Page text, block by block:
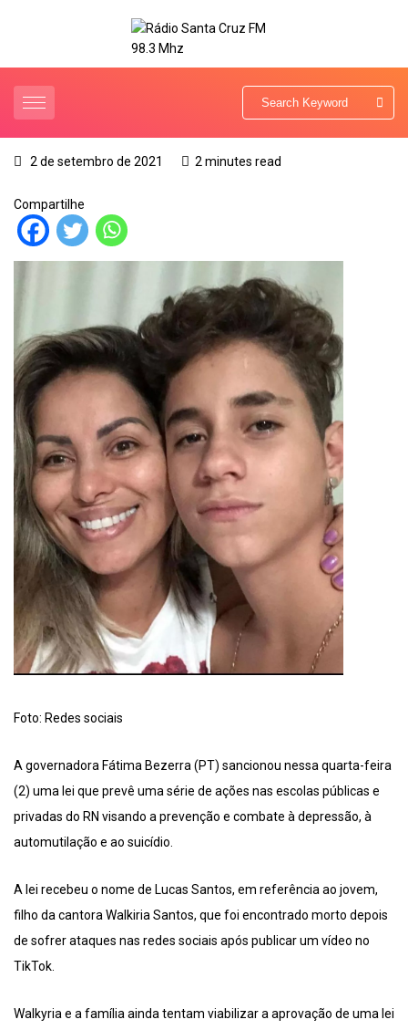
2 de setembro de 2021 2 minutes read
Compartilhe
Foto: Redes sociais
A governadora Fátima Bezerra (PT) sancionou nessa quarta-feira
(2) uma lei que prevê uma série de ações nas escolas públicas e
privadas do RN visando a prevenção e combate à depressão, à
automutilação e ao suicídio.
A lei recebeu o nome de Lucas Santos, em referência ao jovem,
filho da cantora Walkiria Santos, que foi encontrado morto depois
de sofrer ataques nas redes sociais após publicar um vídeo no
TikTok.
Walkyria e a família ainda tentam viabilizar a aprovação de uma lei